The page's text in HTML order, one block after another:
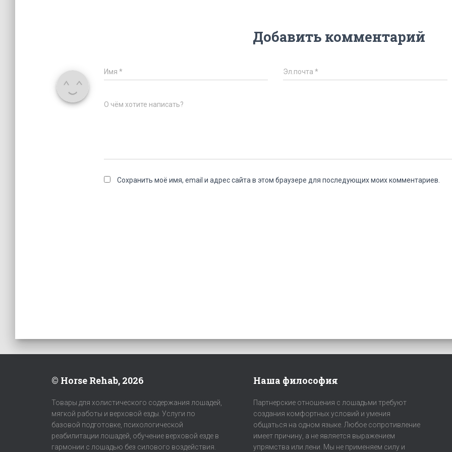
Добавить комментарий
Имя * Эл.почта*
О чём хотите написать?
Сохранить моё имя, email и адрес сайта в этом браузере для последующих моих комментариев.
© Horse Rehab, 2026
Товары для холистического содержания лошадей,
мягкой работы и верховой езды. Услуги по
базовой подготовке, психологической
реабилитации лошадей, обучение верховой езде в
гармонии с лошадью без силового воздействия.
Наша философия
Партнерские отношения с лошадьми требуют
создания комфортных условий и умения
общаться на одном языке. Любое сопротивление
имеет причину, а не является выражением
упрямства или лени. Мы не применяем силу и